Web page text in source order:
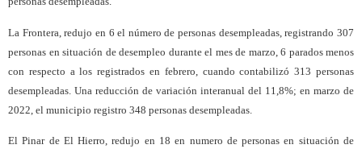
La Frontera, redujo en 6 el número de personas desempleadas, registrando 307
personas en situación de desempleo durante el mes de marzo, 6 parados menos
con respecto a los registrados en febrero, cuando contabilizó 313 personas
desempleadas. Una reducción de variación interanual del 11,8%; en marzo de
2022, el municipio registro 348 personas desempleadas.
El Pinar de El Hierro, redujo en 18 en numero de personas en situación de